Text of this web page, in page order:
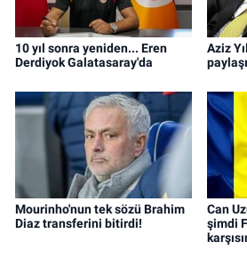
10 yıl sonra yeniden... Eren
Derdiyok Galatasaray'da
Aziz
Mourinho'nun tek sözü Brahim
Diaz transferini bitirdi!
Can
şimdi